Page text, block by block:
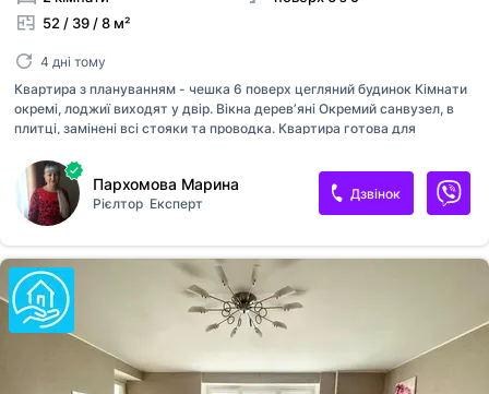
52 / 39 / 8 м²
4 дні тому
Квартира з плануванням - чешка 6 поверх цегляний будинок Кімнати
окремі, лоджиї виходят у двір. Вікна деревʼяні Окремий санвузел, в
плитці, замінені всі стояки та проводка. Квартира готова для
Пархомова Марина
Рієлтор Експерт
Дзвінок